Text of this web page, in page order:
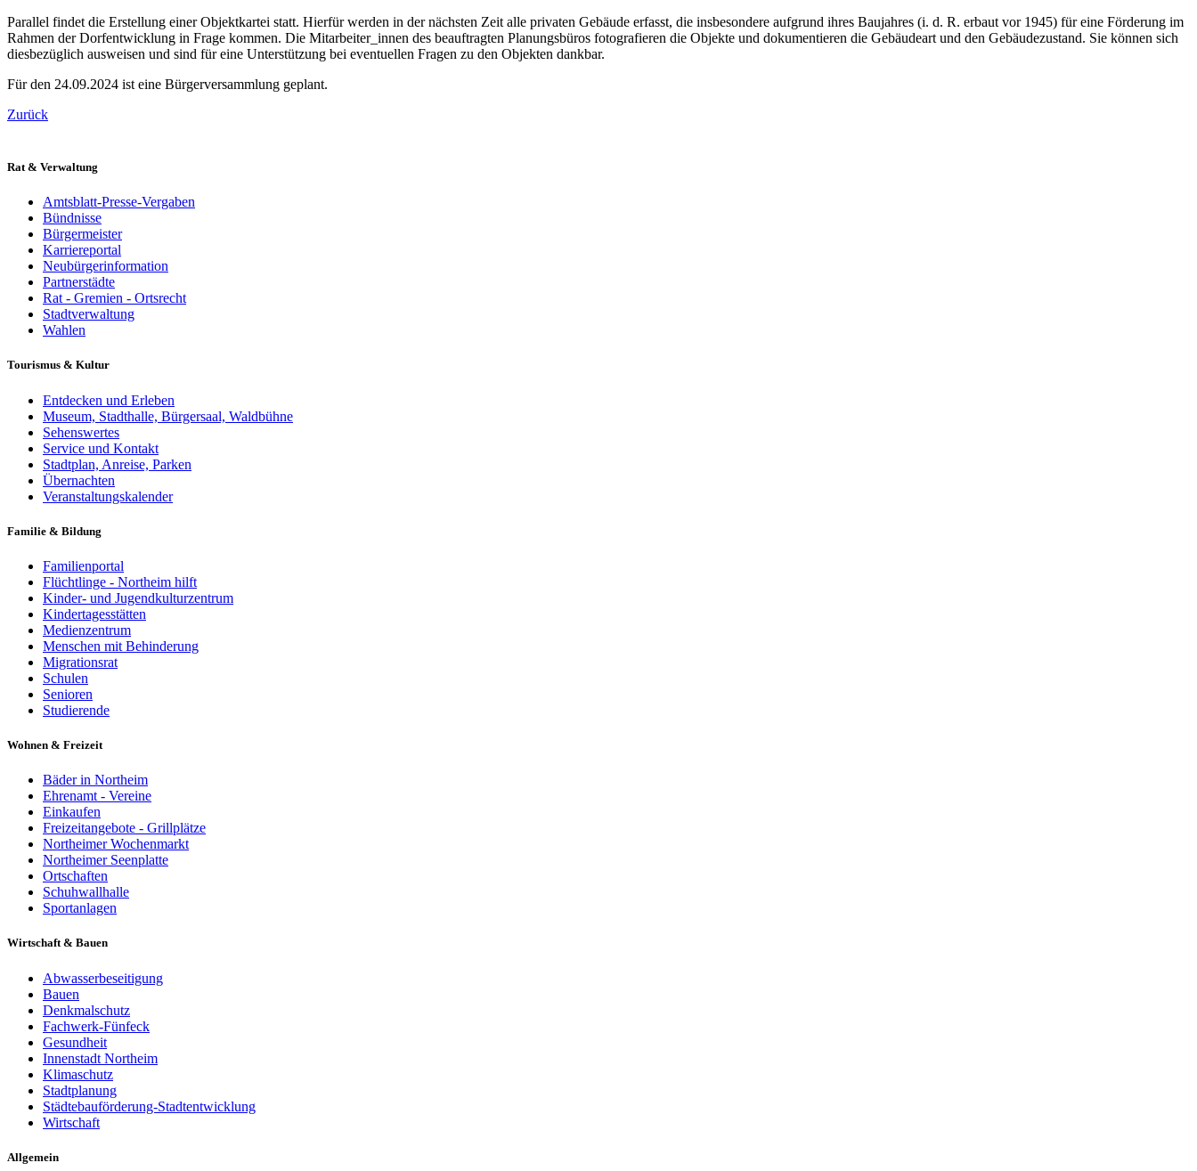
Parallel findet die Erstellung einer Objektkartei statt. Hierfür werden in der nächsten Zeit alle privaten Gebäude erfasst, die insbesondere aufgrund ihres Baujahres (i. d. R. erbaut vor 1945) für eine Förderung im
Rahmen der Dorfentwicklung in Frage kommen. Die Mitarbeiter_innen des beauftragten Planungsbüros fotografieren die Objekte und dokumentieren die Gebäudeart und den Gebäudezustand. Sie können sich
diesbezüglich ausweisen und sind für eine Unterstützung bei eventuellen Fragen zu den Objekten dankbar.
Für den 24.09.2024 ist eine Bürgerversammlung geplant.
Zurück
Rat & Verwaltung
Amtsblatt-Presse-Vergaben
Bündnisse
Bürgermeister
Karriereportal
Neubürgerinformation
Partnerstädte
Rat - Gremien - Ortsrecht
Stadtverwaltung
Wahlen
Tourismus & Kultur
Entdecken und Erleben
Museum, Stadthalle, Bürgersaal, Waldbühne
Sehenswertes
Service und Kontakt
Stadtplan, Anreise, Parken
Übernachten
Veranstaltungskalender
Familie & Bildung
Familienportal
Flüchtlinge - Northeim hilft
Kinder- und Jugendkulturzentrum
Kindertagesstätten
Medienzentrum
Menschen mit Behinderung
Migrationsrat
Schulen
Senioren
Studierende
Wohnen & Freizeit
Bäder in Northeim
Ehrenamt - Vereine
Einkaufen
Freizeitangebote - Grillplätze
Northeimer Wochenmarkt
Northeimer Seenplatte
Ortschaften
Schuhwallhalle
Sportanlagen
Wirtschaft & Bauen
Abwasserbeseitigung
Bauen
Denkmalschutz
Fachwerk-Fünfeck
Gesundheit
Innenstadt Northeim
Klimaschutz
Stadtplanung
Städtebauförderung-Stadtentwicklung
Wirtschaft
Allgemein